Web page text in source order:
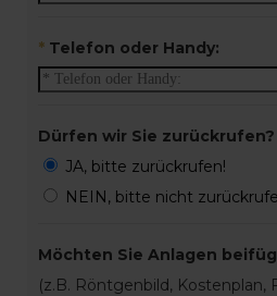
* Telefon oder Handy:
Dürfen wir Sie zurückrufen?
JA, bitte zurückrufen!
NEIN, bitte nicht
Möchten Sie Anlagen
(z.B. Röntgenbild, Kostenplan,